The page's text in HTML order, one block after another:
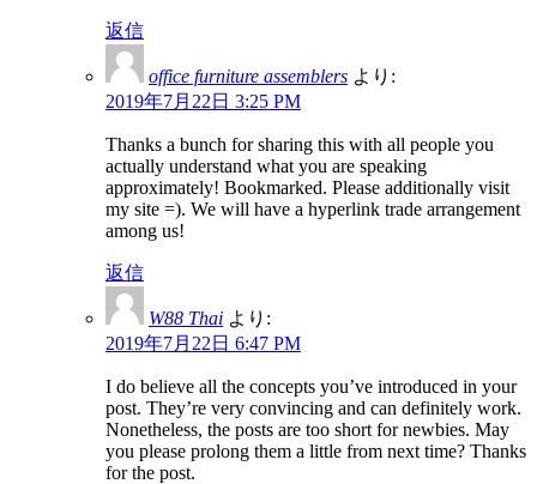
返信
office furniture assemblers より:
2019年7月22日 3:25 PM
Thanks a bunch for sharing this with all people you
actually understand what you are speaking
approximately! Bookmarked. Please additionally visit
my site =). We will have a hyperlink trade arrangement
among us!
返信
W88 Thai より:
2019年7月22日 6:47 PM
I do believe all the concepts you’ve introduced in your
post. They’re very convincing and can definitely work.
Nonetheless, the posts are too short for newbies. May
you please prolong them a little from next time? Thanks
for the post.